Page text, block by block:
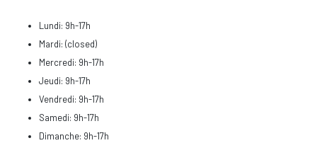
Lundi: 9h-17h
Mardi: (closed)
Mercredi: 9h-17h
Jeudi: 9h-17h
Vendredi: 9h-17h
Samedi: 9h-17h
Dimanche: 9h-17h